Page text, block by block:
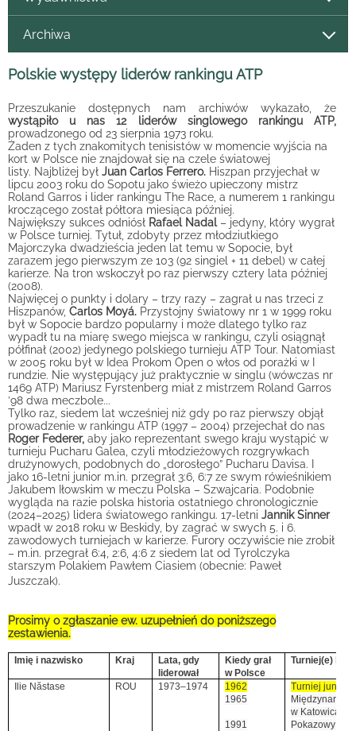
Archiwa
Polskie występy liderów rankingu ATP
Przeszukanie dostępnych nam archiwów wykazało, że
wystąpiło u nas 12 liderów singlowego rankingu ATP,
prowadzonego od 23 sierpnia 1973 roku.
Żaden z tych znakomitych tenisistów w momencie wyjścia na
kort w Polsce nie znajdował się na czele światowej
listy. Najbliżej był Juan Carlos Ferrero. Hiszpan przyjechał w
lipcu 2003 roku do Sopotu jako świeżo upieczony mistrz
Roland Garros i lider rankingu The Race, a numerem 1 rankingu
kroczącego został półtora miesiąca później.
Największy sukces odniósł Rafael Nadal – jedyny, który wygrał
w Polsce turniej. Tytuł, zdobyty przez młodziutkiego
Majorczyka dwadzieścia jeden lat temu w Sopocie, był
zarazem jego pierwszym ze 103 (92 singiel + 11 debel) w całej
karierze. Na tron wskoczył po raz pierwszy cztery lata później
(2008).
Najwięcej o punkty i dolary – trzy razy – zagrał u nas trzeci z
Hiszpanów, Carlos Moyá. Przystojny światowy nr 1 w 1999 roku
był w Sopocie bardzo popularny i może dlatego tylko raz
wypadł tu na miarę swego miejsca w rankingu, czyli osiągnął
półfinał (2002) jedynego polskiego turnieju ATP Tour. Natomiast
w 2005 roku był w Idea Prokom Open o włos od porażki w I
rundzie. Nie występujący już praktycznie w singlu (wówczas nr
1469 ATP) Mariusz Fyrstenberg miał z mistrzem Roland Garros
’98 dwa meczbole...
Tylko raz, siedem lat wcześniej niż gdy po raz pierwszy objął
prowadzenie w rankingu ATP (1997 – 2004) przejechał do nas
Roger Federer, aby jako reprezentant swego kraju wystąpić w
turnieju Pucharu Galea, czyli młodzieżowych rozgrywkach
drużynowych, podobnych do „dorosłego” Pucharu Davisa. I
jako 16-letni junior m.in. przegrał 3:6, 6:7 ze swym rówieśnikiem
Jakubem Iłowskim w meczu Polska – Szwajcaria. Podobnie
wygląda na razie polska historia ostatniego chronologicznie
(2024–2025) lidera światowego rankingu. 17-letni Jannik Sinner
wpadł w 2018 roku w Beskidy, by zagrać w swych 5. i 6.
zawodowych turniejach w karierze. Furory oczywiście nie zrobił
– m.in. przegrał 6:4, 2:6, 4:6 z siedem lat od Tyrolczyka
starszym Polakiem Pawłem Ciasiem (obecnie: Paweł
Juszczak).
Prosimy o zgłaszanie ew. uzupełnień do poniższego
zestawienia.
Imię i nazwisko Kraj
Lata, gdy
liderował
Kiedy grał
w Polsce
Turniej(e) lub
Ilie Năstase ROU 1973–1974
1962
1965
1991
Turniej
w Katowicach
Pokazowy